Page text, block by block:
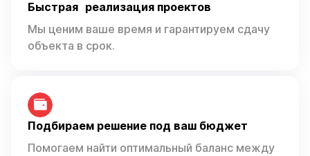
Быстрая реализация проектов
Мы ценим ваше время и гарантируем сдачу
объекта в срок.
Подбираем решение под ваш бюджет
Помогаем найти оптимальный баланс между